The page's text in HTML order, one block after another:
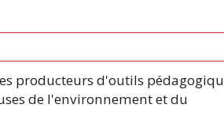
producteurs d'outils
de l'environnement et du